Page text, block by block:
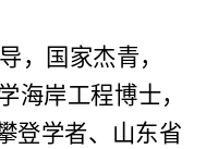
，国家杰青，
海岸工程博士，
登学者、山东省